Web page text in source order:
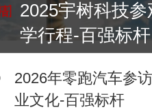
2025宇树科技
学行程-百强标杆
2026年零跑汽车参
业文化-百强标杆